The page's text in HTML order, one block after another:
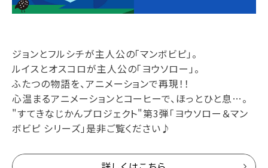
ジョンとフルシチが主人公の「マンボビピ」。
ルイスとオスコロが主人公の「ヨウソロー」。
ふたつの物語を、アニメーションで再現！！
心温まるアニメーションとコーヒーで、ほっとひと息…。
"すてきなじかんプロジェクト"第3弾「ヨウソロー＆マン
ボビピ シリーズ」是非ご覧ください♪